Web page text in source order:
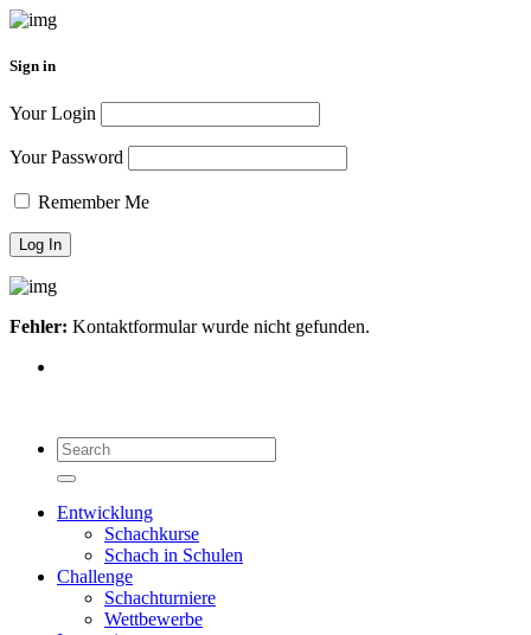
Sign in
Your Login
Your Password
Remember Me
Fehler: Kontaktformular wurde nicht gefunden.
Search
for:
Search
Entwicklung
Schachkurse
Schach in Schulen
Challenge
Schachturniere
Wettbewerbe